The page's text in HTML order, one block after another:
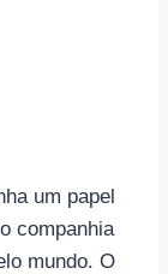
um papel
companhia
mundo. O